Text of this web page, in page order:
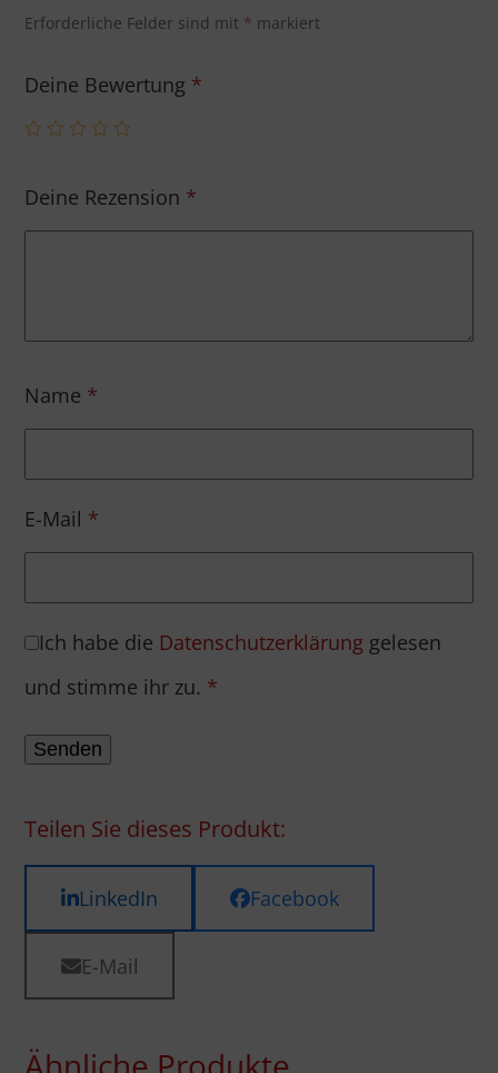
Erforderliche Felder sind mit * markiert
Deine Bewertung *
Deine Rezension *
Name *
E-Mail *
Ich habe die Datenschutzerklärung gelesen
und stimme ihr zu. *
Teilen Sie dieses Produkt:
LinkedIn Facebook
E-Mail